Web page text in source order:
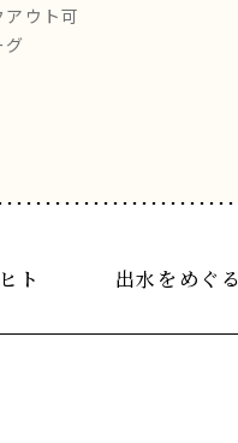
ウト可
ト 出水をめぐる